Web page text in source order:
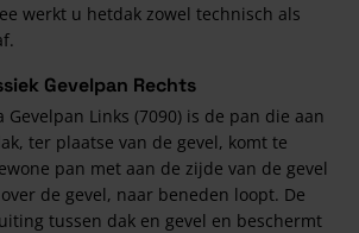
werkt u hetdak zowel technisch als
Gevelpan Rechts
Gevelpan Links (7090) is de pan die aan
ter plaatse van de gevel, komt te
pan met aan de zijde van de gevel
de gevel, naar beneden loopt. De
tussen dak en gevel en beschermt